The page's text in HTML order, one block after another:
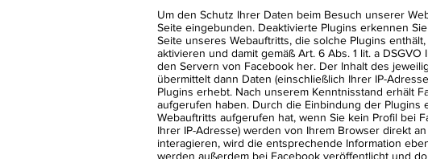
Um den Schutz Ihrer Daten beim Besuch unserer
Seite eingebunden. Deaktivierte Plugins erkennen
Seite unseres Webauftritts, die solche Plugins
aktivieren und damit gemäß Art. 6 Abs. 1 lit. a
den Servern von Facebook her. Der Inhalt des
übermittelt dann Daten (einschließlich Ihrer IP-
Plugins erhebt. Nach unserem Kenntnisstand erhält
aufgerufen haben. Durch die Einbindung der
Webauftritts aufgerufen hat, wenn Sie kein Profil bei
Ihrer IP-Adresse) werden von Ihrem Browser direkt
interagieren, wird die entsprechende Information
werden außerdem bei Facebook veröffentlicht und